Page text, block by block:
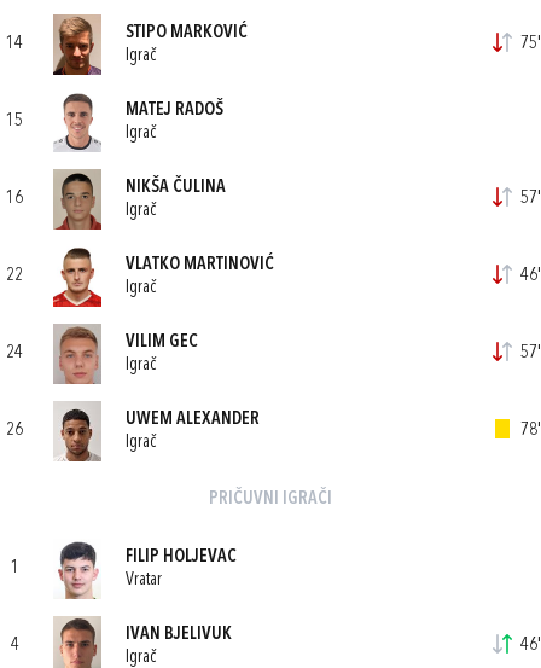
14
STIPO MARKOVIĆ
Igrač
75'
15
MATEJ RADOŠ
Igrač
16
NIKŠA ČULINA
Igrač
57'
22
VLATKO MARTINOVIĆ
Igrač
46'
24
VILIM GEC
Igrač
57'
26
UWEM ALEXANDER
Igrač
78'
PRIČUVNI IGRAČI
1
FILIP HOLJEVAC
Vratar
4
IVAN BJELIVUK
Igrač
46'